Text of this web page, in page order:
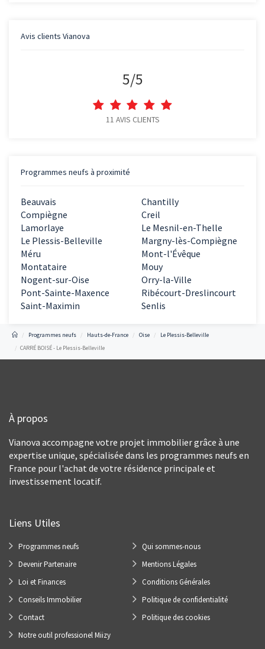
Avis clients Vianova
5/5
11 AVIS CLIENTS
Programmes neufs à proximité
Beauvais
Chantilly
Compiègne
Creil
Lamorlaye
Le Mesnil-en-Thelle
Le Plessis-Belleville
Margny-lès-Compiègne
Méru
Mont-l'Évêque
Montataire
Mouy
Nogent-sur-Oise
Orry-la-Ville
Pont-Sainte-Maxence
Ribécourt-Dreslincourt
Saint-Maximin
Senlis
Programmes neufs Hauts-de-France Oise
Le Plessis-Belleville
CARRÉ BOISÉ - Le Plessis-Belleville
À propos
Vianova accompagne votre projet immobilier grâce à une
expertise unique, spécialisée dans les programmes neufs en
France pour l'achat de votre résidence principale et
investissement locatif.
Liens Utiles
Programmes neufs
Devenir Partenaire
Loi et Finances
Conseils Immobilier
Contact
Notre outil professionel Miizy
Qui sommes-nous
Mentions Légales
Conditions Générales
Politique de confidentialité
Politique des cookies